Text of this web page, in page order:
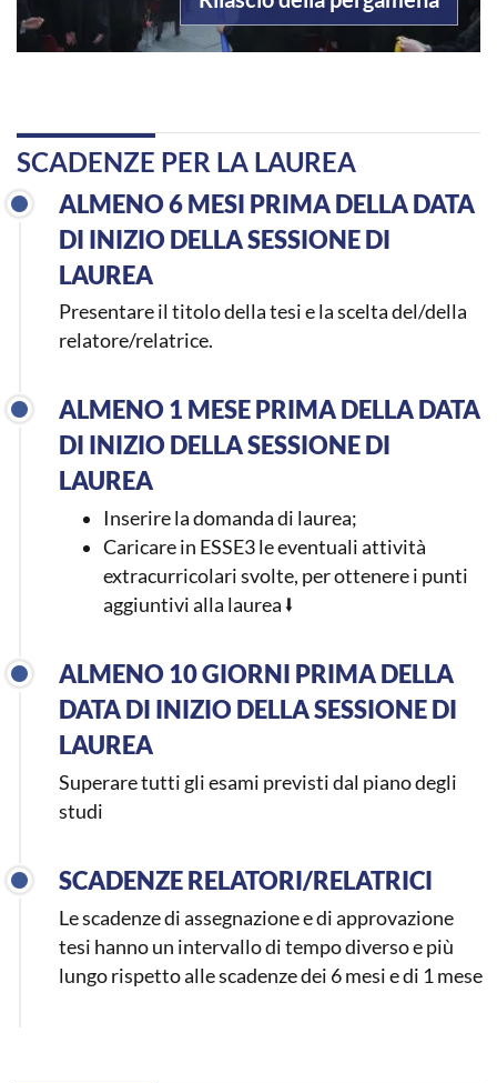
SCADENZE PER LA LAUREA
ALMENO 6 MESI PRIMA DELLA DATA
DI INIZIO DELLA SESSIONE DI
LAUREA
Presentare il titolo della tesi e la scelta del/della
relatore/relatrice.
ALMENO 1 MESE PRIMA DELLA DATA
DI INIZIO DELLA SESSIONE DI
LAUREA
Inserire la domanda di laurea;
Caricare in ESSE3 le eventuali attività
extracurricolari svolte, per ottenere i punti
aggiuntivi alla laurea⭣
ALMENO 10 GIORNI PRIMA DELLA
DATA DI INIZIO DELLA SESSIONE DI
LAUREA
Superare tutti gli esami previsti dal piano degli
studi
SCADENZE RELATORI/RELATRICI
Le scadenze di assegnazione e di approvazione
tesi hanno un intervallo di tempo diverso e più
lungo rispetto alle scadenze dei 6 mesi e di 1 mese